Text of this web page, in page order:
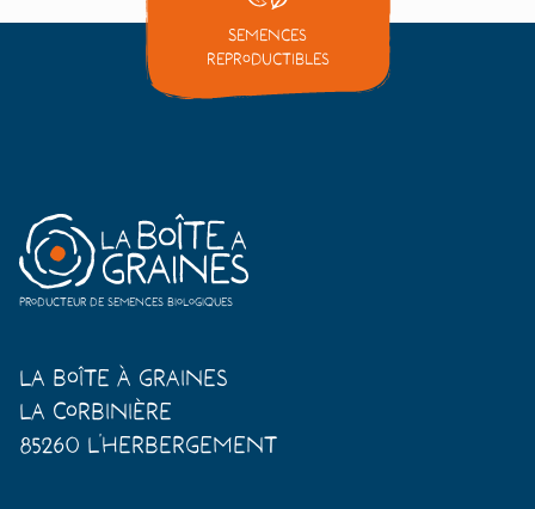
Semences
reproductibles
Producteur de semences biologiques
La Boîte à Graines
La Corbinière
85260 L'Herbergement